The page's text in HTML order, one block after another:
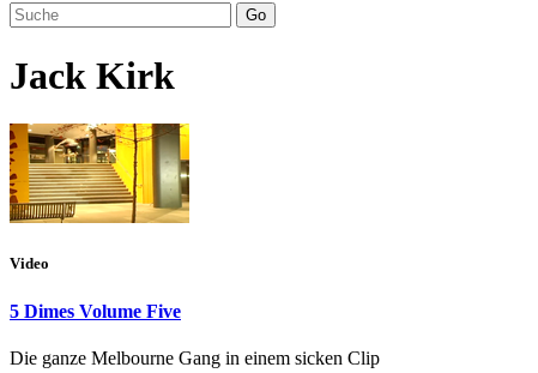
Go
Jack Kirk
Video
5 Dimes Volume Five
Die ganze Melbourne Gang in einem sicken Clip